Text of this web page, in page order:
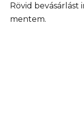
Rövid bevásárlást
mentem.